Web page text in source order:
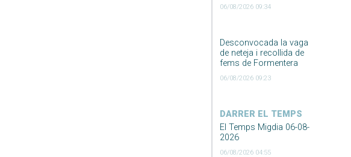
06/08/2026 09:34
Desconvocada la vaga
de neteja i recollida de
fems de Formentera
06/08/2026 09:23
DARRER EL TEMPS
El Temps Migdia 06-08-
2026
06/08/2026 04:55